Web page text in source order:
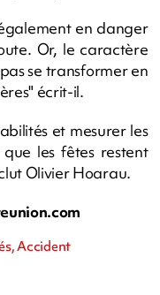
en danger
Or, le caractère
se transformer en
écrit-il.
et mesurer les
les fêtes restent
Olivier Hoarau.
Accident